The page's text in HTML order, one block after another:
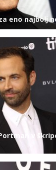
eno najbolj
v